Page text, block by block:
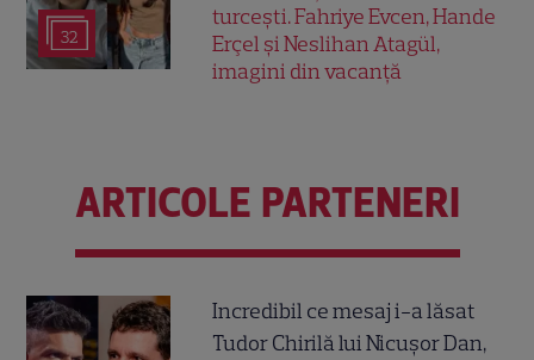
32
turcești. Fahriye Evcen, Hande
Erçel și Neslihan Atagül,
imagini din vacanță
ARTICOLE PARTENERI
Incredibil ce mesaj i-a lăsat
Tudor Chirilă lui Nicușor Dan,